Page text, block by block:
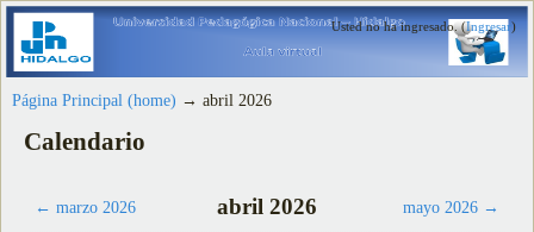
Usted no ha ingresado. (Ingresar)
Página Principal (home) → abril 2026
Calendario
← marzo 2026 abril 2026 mayo 2026 →